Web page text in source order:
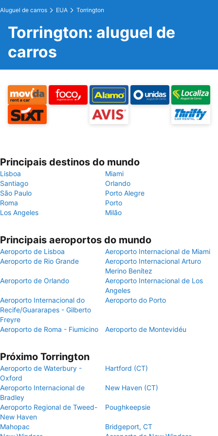
Aluguel de carros EUA Torrington
Torrington: aluguel de
carros
Principais destinos do mundo
Lisboa
Miami
Santiago
Orlando
São Paulo
Porto Alegre
Roma
Porto
Los Angeles
Milão
Principais aeroportos do mundo
Aeroporto de Lisboa
Aeroporto Internacional de Miami
Aeroporto de Rio Grande
Aeroporto Internacional Arturo
Merino Benítez
Aeroporto de Orlando
Aeroporto Internacional de Los
Angeles
Aeroporto Internacional do
Recife/Guararapes - Gilberto
Freyre
Aeroporto do Porto
Aeroporto de Roma - Fiumicino Aeroporto de Montevidéu
Próximo Torrington
Aeroporto de Waterbury -
Oxford
Hartford (CT)
Aeroporto Internacional de
Bradley
New Haven (CT)
Aeroporto Regional de Tweed-
New Haven
Poughkeepsie
Mahopac
Bridgeport, CT